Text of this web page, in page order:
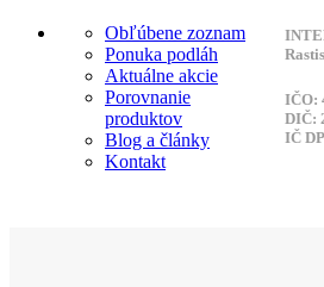
Obľúbene zoznam
Ponuka podláh
Aktuálne akcie
Porovnanie
produktov
Blog a články
Kontakt
IČO:
DIČ:
IČ